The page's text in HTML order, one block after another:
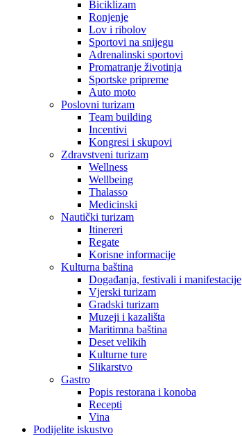
Biciklizam
Ronjenje
Lov i ribolov
Sportovi na snijegu
Adrenalinski sportovi
Promatranje životinja
Sportske pripreme
Auto moto
Poslovni turizam
Team building
Incentivi
Kongresi i skupovi
Zdravstveni turizam
Wellness
Wellbeing
Thalasso
Medicinski
Nautički turizam
Itinereri
Regate
Korisne informacije
Kulturna baština
Događanja, festivali i manifestacije
Vjerski turizam
Gradski turizam
Muzeji i kazališta
Maritimna baština
Deset velikih
Kulturne ture
Slikarstvo
Gastro
Popis restorana i konoba
Recepti
Vina
Podijelite iskustvo